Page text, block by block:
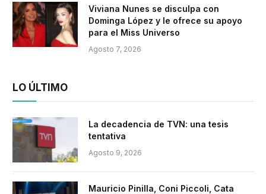
Viviana Nunes se disculpa con
Dominga López y le ofrece su apoyo
para el Miss Universo
Agosto 7, 2026
LO ÚLTIMO
La decadencia de TVN: una tesis
tentativa
Agosto 9, 2026
Mauricio Pinilla, Coni Piccoli, Cata